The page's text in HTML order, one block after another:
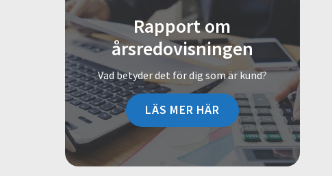
Rapport om
årsredovisningen
Vad betyder det för dig som är kund?
LÄS MER HÄR